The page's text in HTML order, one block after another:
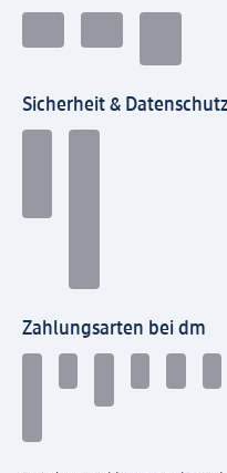
Sicherheit &
Zahlungsarten bei dm